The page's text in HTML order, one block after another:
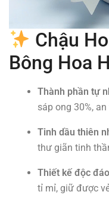
Chậu
Bông Hoa
Thành phần tự
sáp ong 30%,
Tinh dầu thiên
thư giãn tinh
Thiết kế độc đáo
tỉ mỉ, giữ được